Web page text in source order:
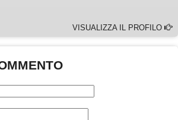
VISUALIZZA IL PROFILO